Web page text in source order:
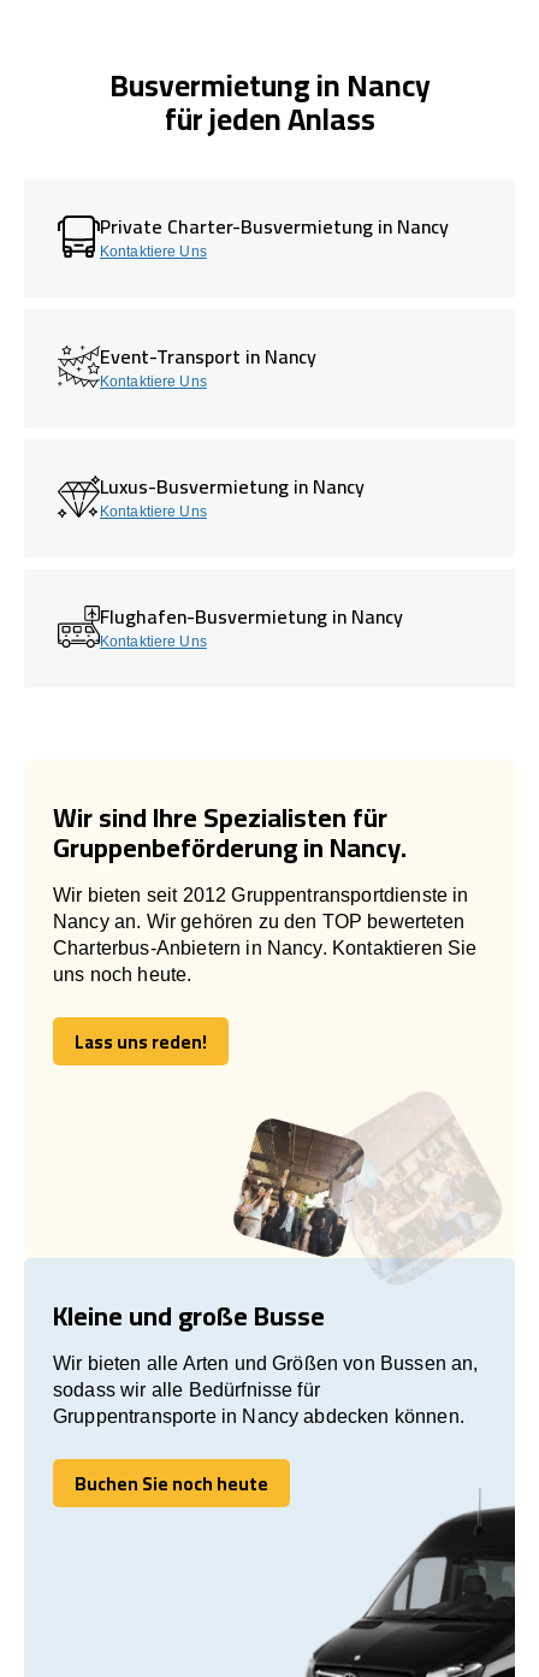
Busvermietung in Nancy
für jeden Anlass
Private Charter-Busvermietung in Nancy
Kontaktiere Uns
Event-Transport in Nancy
Kontaktiere Uns
Luxus-Busvermietung in Nancy
Kontaktiere Uns
Flughafen-Busvermietung in Nancy
Kontaktiere Uns
Wir sind Ihre Spezialisten für
Gruppenbeförderung in Nancy.
Wir bieten seit 2012 Gruppentransportdienste in
Nancy an. Wir gehören zu den TOP bewerteten
Charterbus-Anbietern in Nancy. Kontaktieren Sie
uns noch heute.
Lass uns reden!
Lass uns reden!
Kleine und große Busse
Wir bieten alle Arten und Größen von Bussen an,
sodass wir alle Bedürfnisse für
Gruppentransporte in Nancy abdecken können.
Buchen Sie noch heute
Buchen Sie noch heute